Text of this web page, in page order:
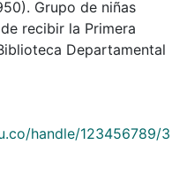
Grupo de niñas
recibir la Primera
Departamental
handle/123456789/3